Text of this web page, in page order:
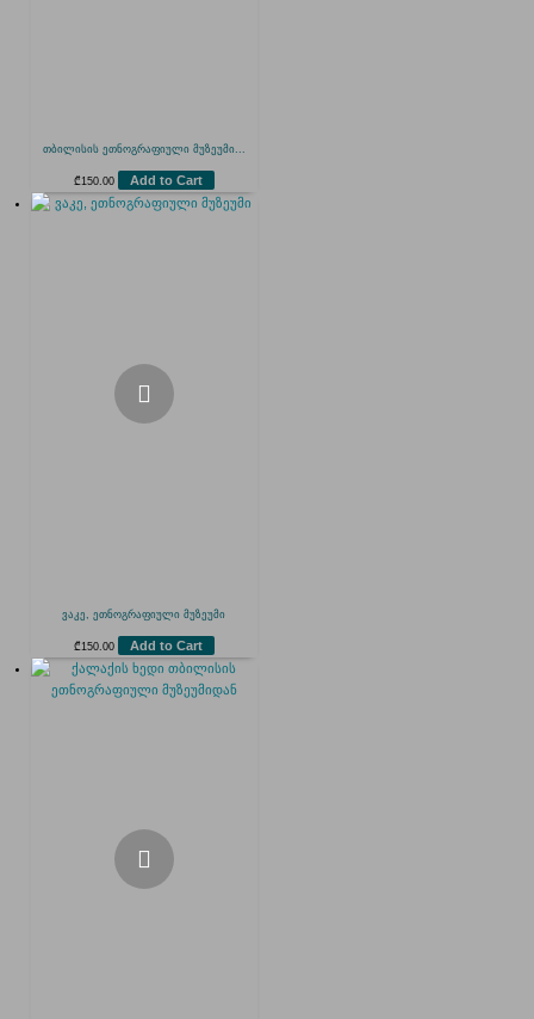
თბილისის ეთნოგრაფიული მუზეუმი...
₾ 150.00 Add to Cart
ვაკე, ეთნოგრაფიული მუზეუმი
₾ 150.00 Add to Cart